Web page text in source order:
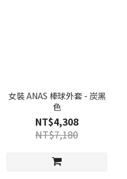
女裝 ANAS 棒球外套 - 炭黑
色
NT$4,308
NT$7,180